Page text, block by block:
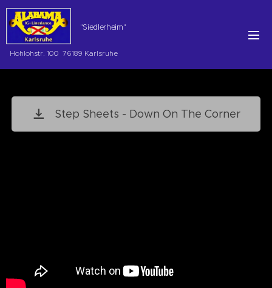
"Siedlerheim"
Hohlohstr. 100 76189 Karlsruhe
Step Sheets - Down On The Corner